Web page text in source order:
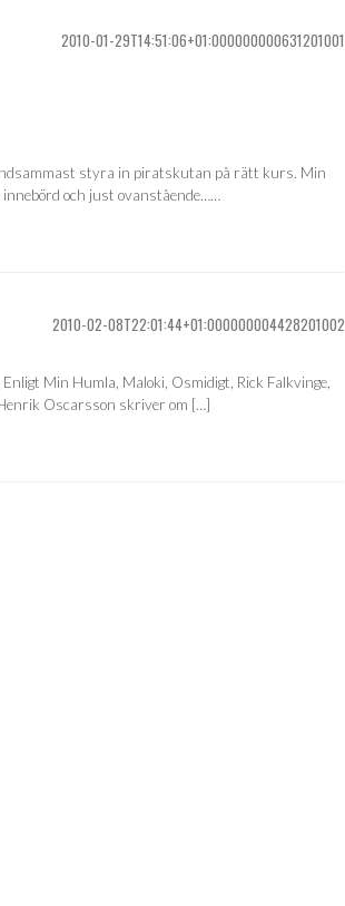
2010-01-29T14:51:06+01:000000000631201001
styra in piratskutan på rätt kurs. Min
och just ovanstående……
2010-02-08T22:01:44+01:000000004428201002
Min Humla, Maloki, Osmidigt, Rick Falkvinge,
Oscarsson skriver om […]